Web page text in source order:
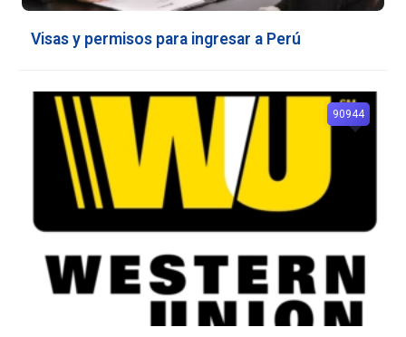
Visas y permisos para ingresar a Perú
90944